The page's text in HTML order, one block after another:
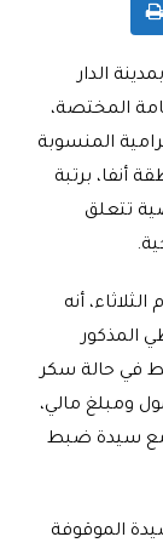
الدار
المختصة،
المنسوبة
أنفا، برتبة
تتعلق
.
أنه
المذكور
في حالة سكر
ومبلغ مالي،
مع سيدة ضبط
الموقوفة